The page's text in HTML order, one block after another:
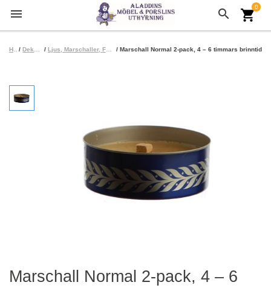
menu search 0
shopping_cart
Hem/ / Ljus, Marschaller, Facklor, Eldkorgar / Marschall Normal 2-pack, 4 – 6 timmars brinntid
Marschall Normal 2-pack, 4 – 6